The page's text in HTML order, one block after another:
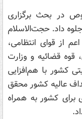
در بحث برگزاری
داد. حجت‌الاسلام
از قوای انتظامی،
قوه قضائیه و وزارت
کشور با هم‌افزایی
عالیه کشور محقق
برای کشور به همراه